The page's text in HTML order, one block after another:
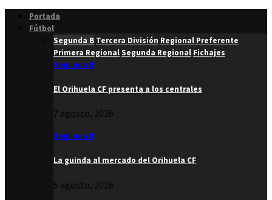
Portada
Fútbol
Segunda B Tercera División Regional Preferente
Primera RegionalSegunda Regional Fichajes
Segunda B
El Orihuela CF presenta a los centrales
7 agosto, 2026
Segunda B
La guinda al mercado del Orihuela CF
5 agosto, 2026